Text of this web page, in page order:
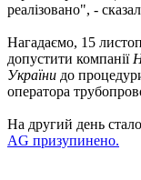
реалізовано", -
Нагадаємо, 15
допустити компанії
України до
оператора
На другий день
AG призупинено.